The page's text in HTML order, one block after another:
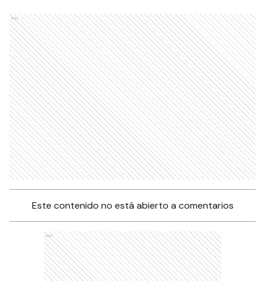
Ads
Este contenido no está abierto a comentarios
Ads